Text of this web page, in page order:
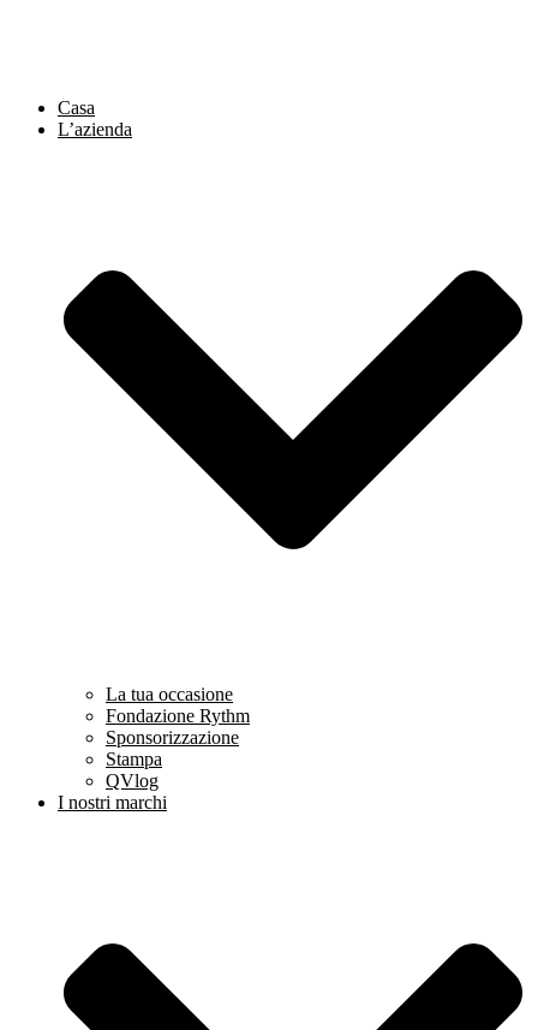
Casa
L’azienda
La tua occasione
Fondazione Rythm
Sponsorizzazione
Stampa
QVlog
I nostri marchi